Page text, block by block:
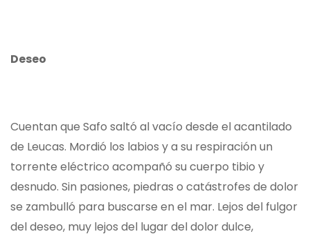
Deseo
Cuentan que Safo saltó al vacío desde el acantilado
de Leucas. Mordió los labios y a su respiración un
torrente eléctrico acompañó su cuerpo tibio y
desnudo. Sin pasiones, piedras o catástrofes de dolor
se zambulló para buscarse en el mar. Lejos del fulgor
del deseo, muy lejos del lugar del dolor dulce,